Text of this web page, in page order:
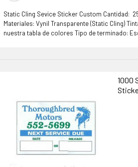
Static Cling Sevice Sticker Custom Cantidad:
Materiales: Vynil Transparente (Static Cling)
nuestra tabla de colores Tipo de terminado:
1000